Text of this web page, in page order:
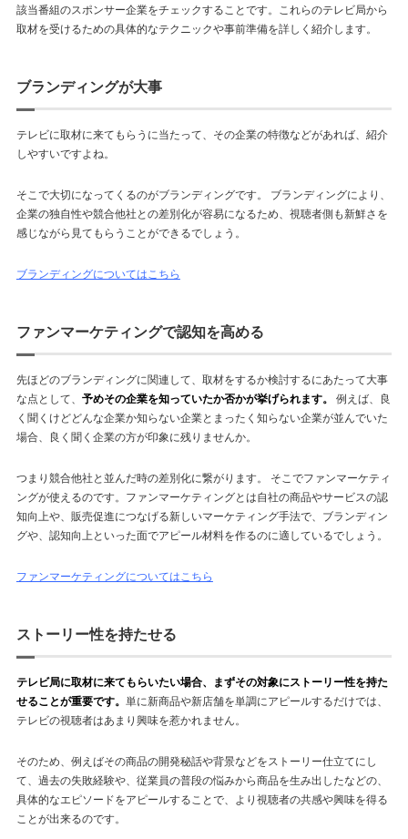
該当番組のスポンサー企業をチェックすることです。これらのテレビ局から
取材を受けるための具体的なテクニックや事前準備を詳しく紹介します。
ブランディングが大事
テレビに取材に来てもらうに当たって、その企業の特徴などがあれば、紹介
しやすいですよね。
そこで大切になってくるのがブランディングです。 ブランディングにより、
企業の独自性や競合他社との差別化が容易になるため、視聴者側も新鮮さを
感じながら見てもらうことができるでしょう。
ブランディングについてはこちら
ファンマーケティングで認知を高める
先ほどのブランディングに関連して、取材をするか検討するにあたって大事
な点として、 予めその企業を知っていたか否かが挙げられます。 例えば、良
く聞くけどどんな企業か知らない企業とまったく知らない企業が並んでいた
場合、良く聞く企業の方が印象に残りませんか。
つまり競合他社と並んだ時の差別化に繋がります。 そこでファンマーケティ
ングが使えるのです。ファンマーケティングとは自社の商品やサービスの認
知向上や、販売促進につなげる新しいマーケティング手法で、ブランディン
グや、認知向上といった面でアピール材料を作るのに適しているでしょう。
ファンマーケティングについてはこちら
ストーリー性を持たせる
テレビ局に取材に来てもらいたい場合、まずその対象にストーリー性を持た
せることが重要です。 単に新商品や新店舗を単調にアピールするだけでは、
テレビの視聴者はあまり興味を惹かれません。
そのため、例えばその商品の開発秘話や背景などをストーリー仕立てにし
て、過去の失敗経験や、従業員の普段の悩みから商品を生み出したなどの、
具体的なエピソードをアピールすることで、より視聴者の共感や興味を得る
ことが出来るのです。